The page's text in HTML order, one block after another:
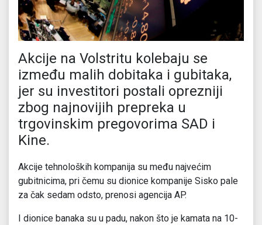
Akcije na Volstritu kolebaju se
između malih dobitaka i gubitaka,
jer su investitori postali oprezniji
zbog najnovijih prepreka u
trgovinskim pregovorima SAD i
Kine.
Akcije tehnoloških kompanija su među najvećim
gubitnicima, pri čemu su dionice kompanije Sisko pale
za čak sedam odsto, prenosi agencija AP.
I dionice banaka su u padu, nakon što je kamata na 10-